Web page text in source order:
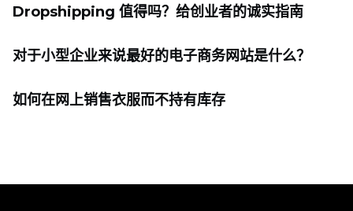
Dropshipping 值得吗？给创业者的诚实指南
对于小型企业来说最好的电子商务网站是什么？
如何在网上销售衣服而不持有库存